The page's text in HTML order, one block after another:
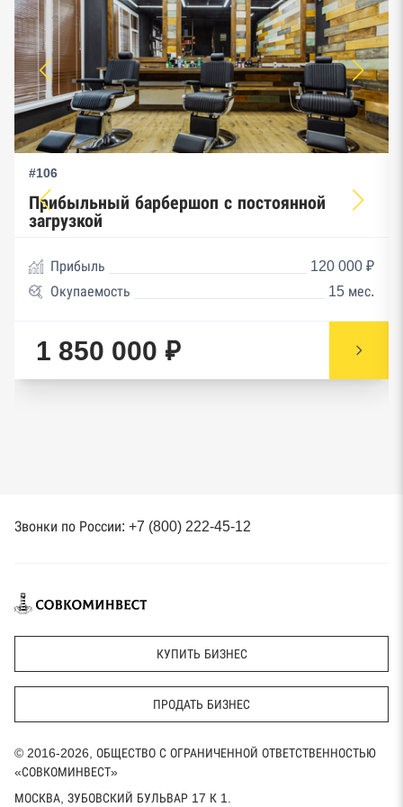
#106
Прибыльный барбершоп с постоянной
загрузкой
Прибыль
120 000 ₽
Окупаемость
15 мес.
1 850 000 ₽
Звонки по России: +7 (800) 222-45-12
КУПИТЬ БИЗНЕС
ПРОДАТЬ БИЗНЕС
© 2016-2026, ОБЩЕСТВО С ОГРАНИЧЕННОЙ ОТВЕТСТВЕННОСТЬЮ
«СОВКОМИНВЕСТ»
МОСКВА, ЗУБОВСКИЙ БУЛЬВАР 17 К 1.